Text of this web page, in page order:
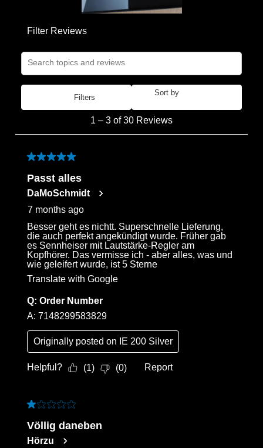
Filter Reviews
Search topics and reviews search region
Filters
Sort by
Reviews
1 – 3 of 30 Reviews
5 out of 5 stars.
Passt alles
DaMoSchmidt
7 months ago
Besser geht es nichtt. Superschnelle Lieferung,
die auch perfekt angekündigt wurde. Früher gab
es Sennheiser mit Lautstärke-Regler am
Kopfhörer. Das vermisse ich - aber alles, was und
wie geleifert wurde, ist 5 Sterne
Translate with Google
Q: Order Number
A: 7148299583829
Originally posted on IE 200 Silver
Helpful? (1) (0) Report
1 out of 5 stars.
Völlig daneben
Hörzu